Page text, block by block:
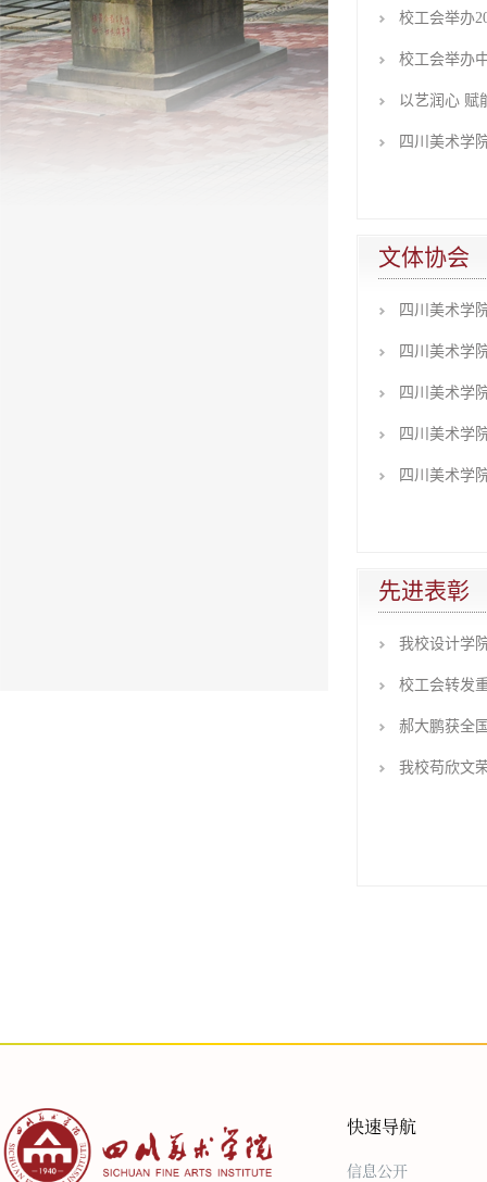
校工会举办
校工会举办
以艺润心
四川美术学
文体协会
四川美术学
四川美术学
四川美术学
四川美术学
四川美术学
先进表彰
我校设计学
校工会转发
郝大鹏获全
我校苟欣文